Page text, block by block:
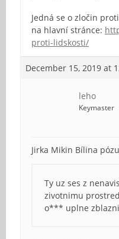
Jedná se o zločin
na hlavní stránce:
proti-lidskosti/
December 15, 2019 at
leho
Keymaster
Jirka Mikin Bílina
Ty uz ses z
zivotnimu
o*** uplne